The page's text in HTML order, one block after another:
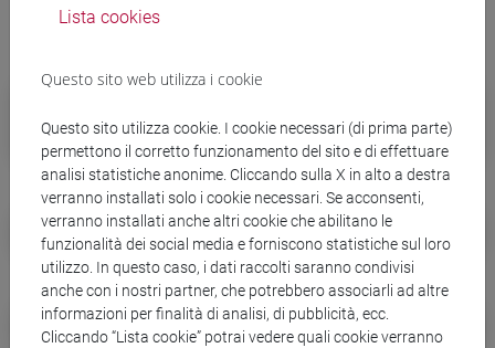
Assistenza sanitaria per fuori sede
Accesso alla rete wifi
Bandi di collaborazioni studentesche
Lista cookies
Questo sito web utilizza i cookie
Questo sito utilizza cookie. I cookie necessari (di prima parte)
permettono il corretto funzionamento del sito e di effettuare
analisi statistiche anonime. Cliccando sulla X in alto a destra
verranno installati solo i cookie necessari. Se acconsenti,
verranno installati anche altri cookie che abilitano le
funzionalità dei social media e forniscono statistiche sul loro
utilizzo. In questo caso, i dati raccolti saranno condivisi
anche con i nostri partner, che potrebbero associarli ad altre
informazioni per finalità di analisi, di pubblicità, ecc.
Cliccando “Lista cookie” potrai vedere quali cookie verranno